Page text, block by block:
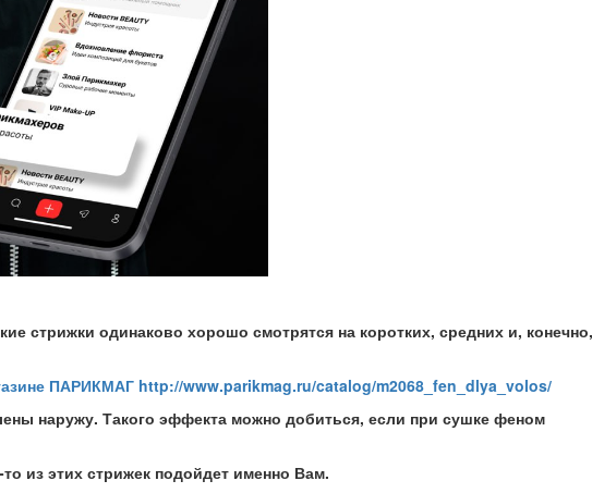
стрижки одинаково хорошо смотрятся на коротких, средних и, конечно,
ПАРИКМАГ http://www.parikmag.ru/catalog/m2068_fen_dlya_volos/
наружу. Такого эффекта можно добиться, если при сушке феном
из этих стрижек подойдет именно Вам.